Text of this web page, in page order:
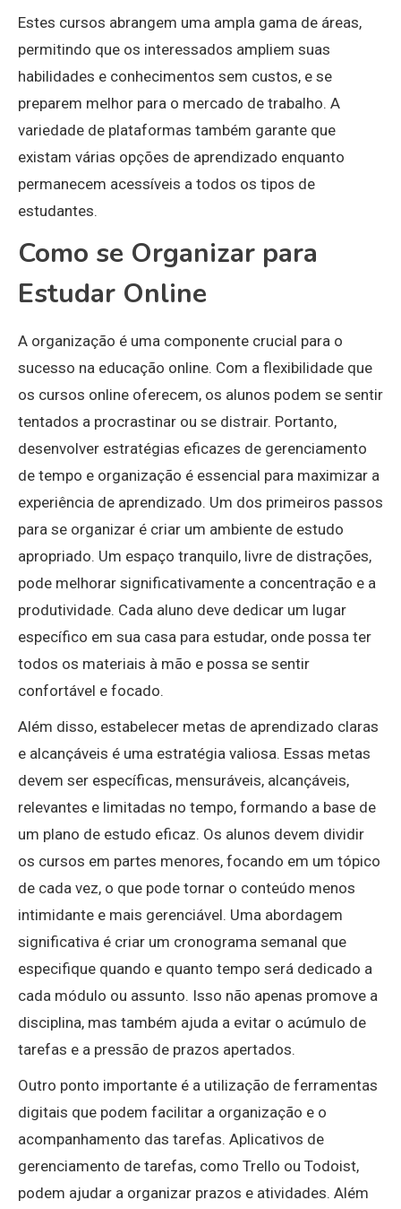
Estes cursos abrangem uma ampla gama de áreas,
permitindo que os interessados ampliem suas
habilidades e conhecimentos sem custos, e se
preparem melhor para o mercado de trabalho. A
variedade de plataformas também garante que
existam várias opções de aprendizado enquanto
permanecem acessíveis a todos os tipos de
estudantes.
Como se Organizar para
Estudar Online
A organização é uma componente crucial para o
sucesso na educação online. Com a flexibilidade que
os cursos online oferecem, os alunos podem se sentir
tentados a procrastinar ou se distrair. Portanto,
desenvolver estratégias eficazes de gerenciamento
de tempo e organização é essencial para maximizar a
experiência de aprendizado. Um dos primeiros passos
para se organizar é criar um ambiente de estudo
apropriado. Um espaço tranquilo, livre de distrações,
pode melhorar significativamente a concentração e a
produtividade. Cada aluno deve dedicar um lugar
específico em sua casa para estudar, onde possa ter
todos os materiais à mão e possa se sentir
confortável e focado.
Além disso, estabelecer metas de aprendizado claras
e alcançáveis é uma estratégia valiosa. Essas metas
devem ser específicas, mensuráveis, alcançáveis,
relevantes e limitadas no tempo, formando a base de
um plano de estudo eficaz. Os alunos devem dividir
os cursos em partes menores, focando em um tópico
de cada vez, o que pode tornar o conteúdo menos
intimidante e mais gerenciável. Uma abordagem
significativa é criar um cronograma semanal que
especifique quando e quanto tempo será dedicado a
cada módulo ou assunto. Isso não apenas promove a
disciplina, mas também ajuda a evitar o acúmulo de
tarefas e a pressão de prazos apertados.
Outro ponto importante é a utilização de ferramentas
digitais que podem facilitar a organização e o
acompanhamento das tarefas. Aplicativos de
gerenciamento de tarefas, como Trello ou Todoist,
podem ajudar a organizar prazos e atividades. Além